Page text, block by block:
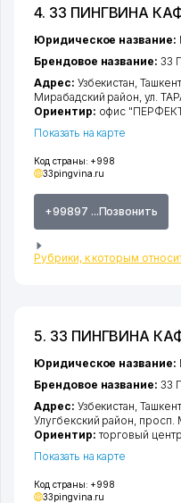
4. 33 ПИНГВИНА
Код страны: +998
33pingvina.ru
+99897 ...Позвонить
Рубрики, к которым
Юридическое название:
Брендовое название: 33
Адрес: Узбекистан,
Мирабадский район ,ул.
Ориентир: офис
Показать на карте
5. 33 ПИНГВИНА
Код страны: +998
33pingvina.ru
Юридическое название:
Брендовое название: 33
Адрес: Узбекистан,
Улугбекский район просп.
Ориентир: торговый
Показать на карте